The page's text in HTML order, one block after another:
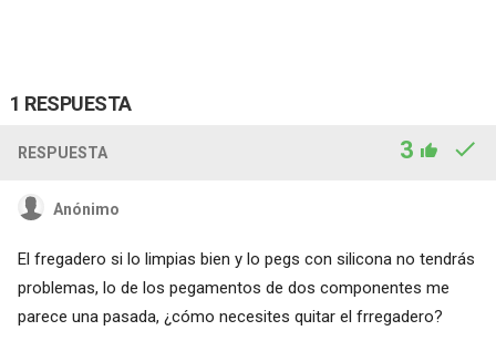
1 RESPUESTA
RESPUESTA 3
Anónimo
El fregadero si lo limpias bien y lo pegs con silicona no tendrás
problemas, lo de los pegamentos de dos componentes me
parece una pasada, ¿cómo necesites quitar el frregadero?